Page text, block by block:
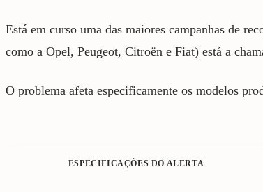
Está em curso uma das maiores campanhas de
como a Opel, Peugeot, Citroën e Fiat) está a
O problema afeta especificamente os modelos
ESPECIFICAÇÕES DO ALERTA